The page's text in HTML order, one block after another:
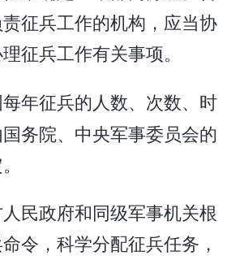
征兵工作的机构，应当协
征兵工作有关事项。
年征兵的人数、次数、时
务院、中央军事委员会的
民政府和同级军事机关根
令，科学分配征兵任务，